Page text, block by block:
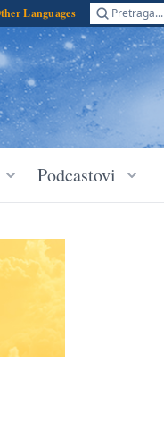
Languages Pretraga...
Podcastovi